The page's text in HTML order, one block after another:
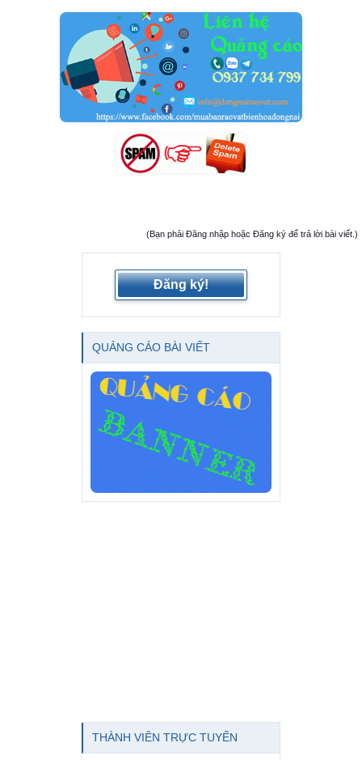
(Bạn phải Đăng nhập hoặc Đăng ký để trả lời bài viết.)
Đăng ký!
QUẢNG CÁO BÀI VIẾT
THÀNH VIÊN TRỰC TUYẾN